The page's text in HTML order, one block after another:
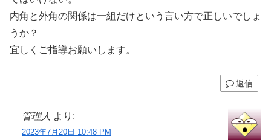
内角と外角の関係は一組だけという言い方で正しいでしょ
うか？
宜しくご指導お願いします。
返信
管理人 より:
2023年7月20日 10:48 PM